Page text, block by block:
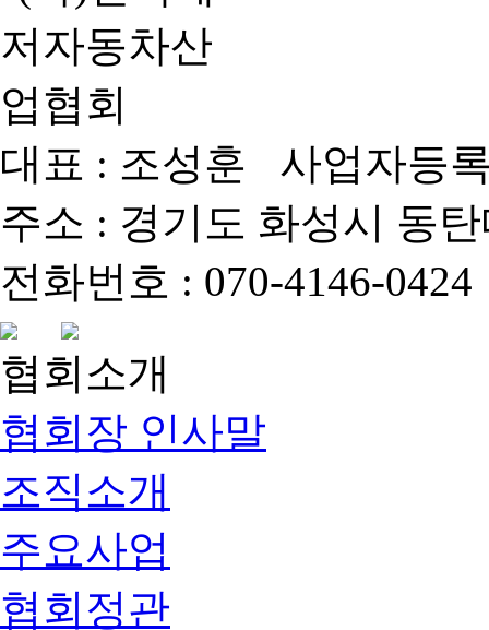
대표 : 조성훈 사업자등
주소 : 경기도 화성시 동
전화번호 : 070-4146-
협회소개
협회장 인사말
조직소개
주요사업
협회정관